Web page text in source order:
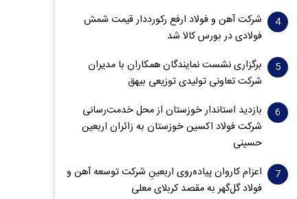
شرکت آهن و فولاد ارفع رکورددار قیمت شمش
فولادی در بورس کالا شد
برگزاری نشست نمایندگان همکاران با مدیران
شرکت تعاونی تولیدی توزیعی بیهق
بازدید استاندار خوزستان از محل خدمت‌رسانی
شرکت فولاد اکسین خوزستان به زائران اربعین
حسینی
اعزام کاروان پیاده‌روی اربعینِ شرکت توسعه آهن و
فولاد گل‌گهر به مقصد کربلای معلی